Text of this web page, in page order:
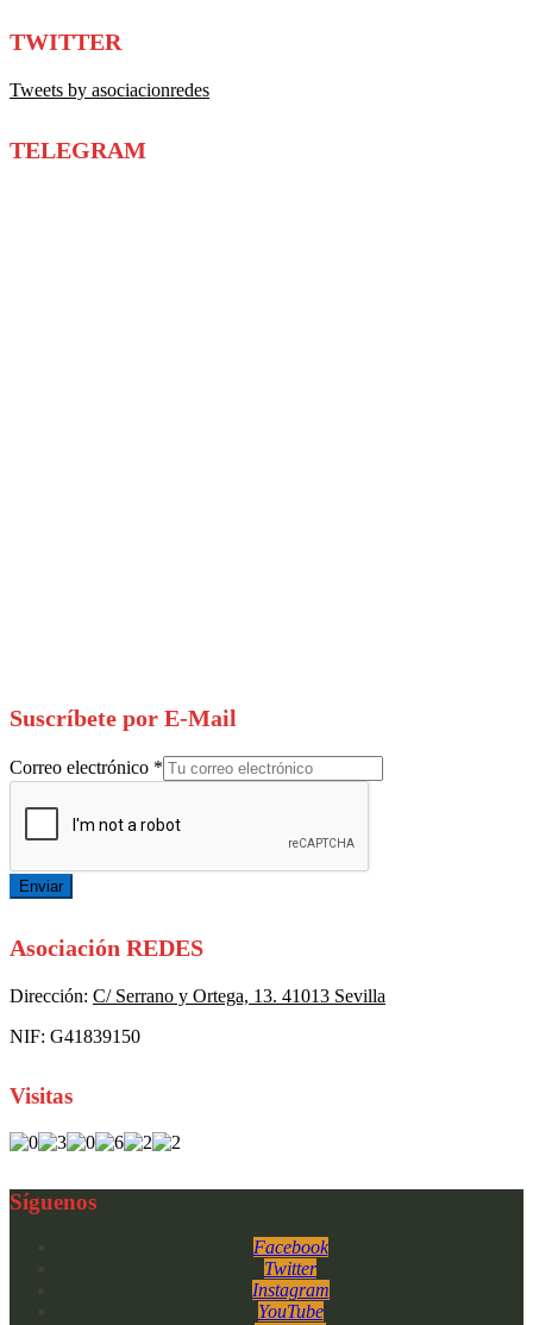
TWITTER
Tweets by asociacionredes
TELEGRAM
Suscríbete por E-Mail
Correo electrónico *
Enviar
Asociación REDES
Dirección: C/ Serrano y Ortega, 13. 41013 Sevilla
NIF: G41839150
Visitas
Síguenos
Facebook
Twitter
Instagram
YouTube